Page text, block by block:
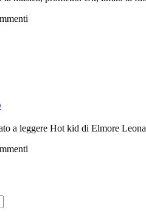
a leggere Hot kid di Elmore